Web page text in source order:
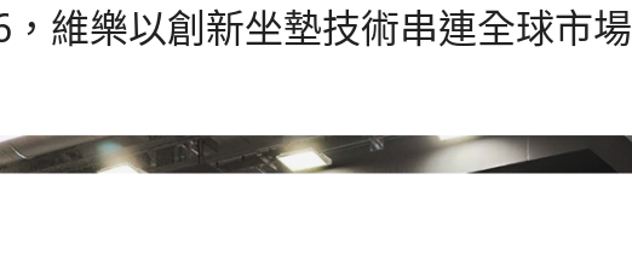
維樂以創新坐墊技術串連全球市場